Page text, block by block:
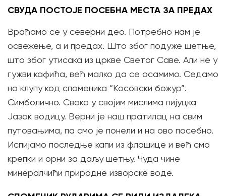
СВУДА ПОСТОЈЕ ПОСЕБНА МЕСТА ЗА ПРЕДАХ
Враћамо се у северни део. Потребно нам је
освежење, а и предах. Што због подуже шетње,
што због утисака из цркве Светог Саве. Али не у
гужви кафића, већ малко да се осамимо. Седамо
на клупу код споменика “Косовски божур”.
Симболично. Свако у својим мислима пијуцка
Јазак водицу. Верни је наш пратилац на свим
путовањима, па смо је понели и на ово посебно.
Испијамо последње капи из флашице и већ смо
крепки и орни за даљу шетњу. Чуда чине
минералчићи природне изворске воде.